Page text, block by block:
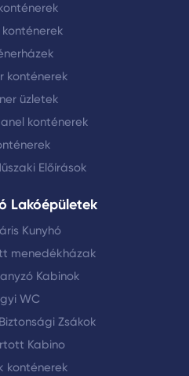
konténerek
konténerek
üzletek
konténerek
Előírások
Lakóépületek
Kunyhó
menedékházak
Kabinok
WC
Zsákok
Kabino
konténerek